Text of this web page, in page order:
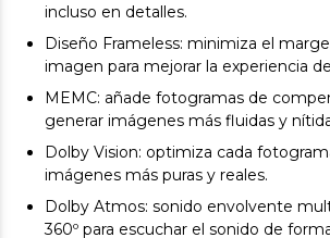
incluso en detalles.
Diseño Frameless: minimiza el
imagen para mejorar la experiencia
MEMC: añade fotogramas de
generar imágenes más fluidas y
Dolby Vision: optimiza cada
imágenes más puras y reales.
Dolby Atmos: sonido envolvente
360º para escuchar el sonido de